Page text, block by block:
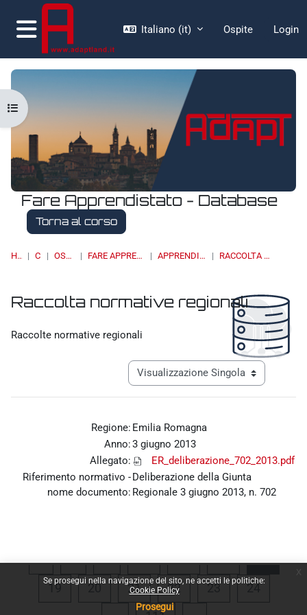
Vai al contenuto principale
Se prosegui nella navigazione del sito, ne accetti le politiche:
Cookie Policy
Prosegui
Pannello laterale
Italiano ‎(it)‎ Ospite Login
Fare Apprendistato - Database
Torna al corso
HOME CORSI OSSERVATORI FARE APPRENDISTATO - DATABASE APPRENDISTATO DI II LIVELLO RACCOLTA NORMATIVE REGIONALI
Apri indice del corso
Raccolta normative regionali
Raccolte normative regionali
Navigazione terziaria modalità
Regione: Emilia Romagna
Anno:3 giugno 2013
Allegato:
ER_deliberazione_702_2013.pdf
Riferimento normativo -
nome documento:
Deliberazione della Giunta
Regionale 3 giugno 2013, n. 702
« 1 … 15 16 17 18
19Pagina 19
20Pagina 20
21Pagina 21
22Pagina 22
23Pagina 23
24Pagina